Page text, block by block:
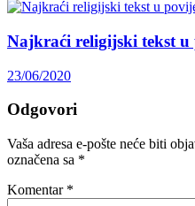
Najkraći religijski tekst u
23/06/2020
Odgovori
Vaša adresa e-pošte neće biti
označena sa *
Komentar *